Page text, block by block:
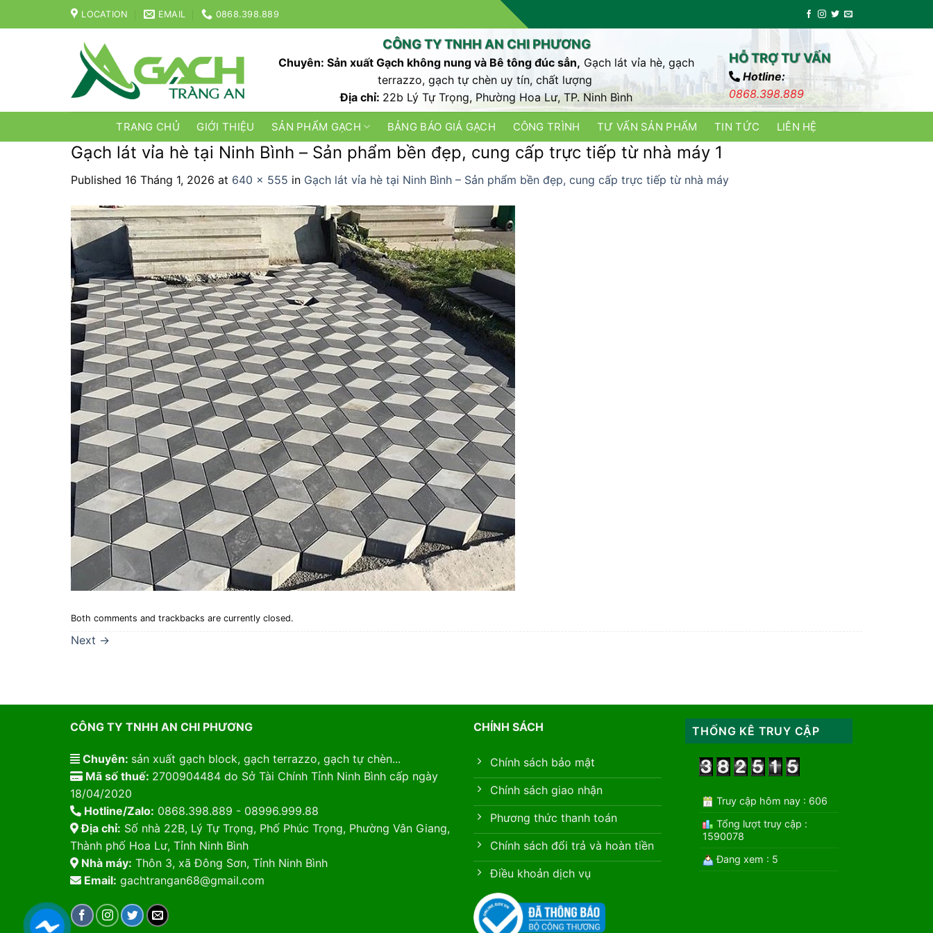
to
LOCATION EMAIL 0868.398.889
CÔNG TY TNHH AN CHI PHƯƠNG
Chuyên: Sản xuất Gạch không nung và Bê tông đúc sẳn, Gạch lát vỉa hè, gạch
terrazzo, gạch tự chèn uy tín, chất lượng
Địa chỉ: 22b Lý Tự Trọng, Phường Hoa Lư, TP. Ninh Bình
HỖ TRỢ TƯ VẤN
Hotline:
0868.398.889
TRANG CHỦ GIỚI THIỆU SẢN PHẨM GẠCH BẢNG BÁO GIÁ GẠCH CÔNG TRÌNH TƯ VẤN SẢN PHẨM TIN TỨC LIÊN HỆ
Gạch lát vỉa hè tại Ninh Bình – Sản phẩm bền đẹp, cung cấp trực tiếp từ nhà máy 1
Published 16 Tháng 1, 2026 at 640 × 555 in Gạch lát vỉa hè tại Ninh Bình – Sản phẩm bền đẹp, cung cấp trực tiếp từ nhà máy
Both comments and trackbacks are currently closed.
Next →
CÔNG TY TNHH AN CHI PHƯƠNG
Chuyên: sản xuất gạch block, gạch terrazzo, gạch tự chèn...
Mã số thuế: 2700904484 do Sở Tài Chính Tỉnh Ninh Bình cấp ngày
18/04/2020
Hotline/Zalo: 0868.398.889 - 08996.999.88
Địa chỉ: Số nhà 22B, Lý Tự Trọng, Phố Phúc Trọng, Phường Vân Giang,
Thành phố Hoa Lư, Tỉnh Ninh Bình
Nhà máy: Thôn 3, xã Đông Sơn, Tỉnh Ninh Bình
Email: gachtrangan68@gmail.com
CHÍNH SÁCH
Chính sách bảo mật
Chính sách giao nhận
Phương thức thanh toán
Chính sách đổi trả và hoàn tiền
Điều khoản dịch vụ
THỐNG KÊ TRUY CẬP
Truy cập hôm nay : 606
Tổng lượt truy cập :
1590078
Đang xem : 5